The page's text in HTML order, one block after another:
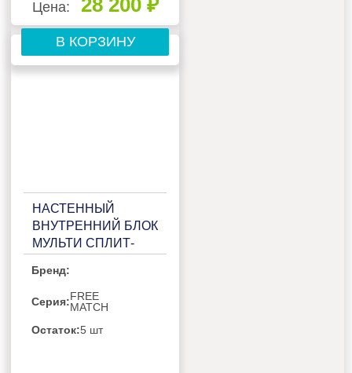
Цена:
В КОРЗИНУ
НАСТЕННЫЙ
ВНУТРЕННИЙ БЛОК
МУЛЬТИ СПЛИТ-
PREMIUM DESIGN
FREE MATCH DC
AMS-
09UW4RVETG00(S)
Бренд:
Серия:FREE
MATCH
Остаток:5 шт